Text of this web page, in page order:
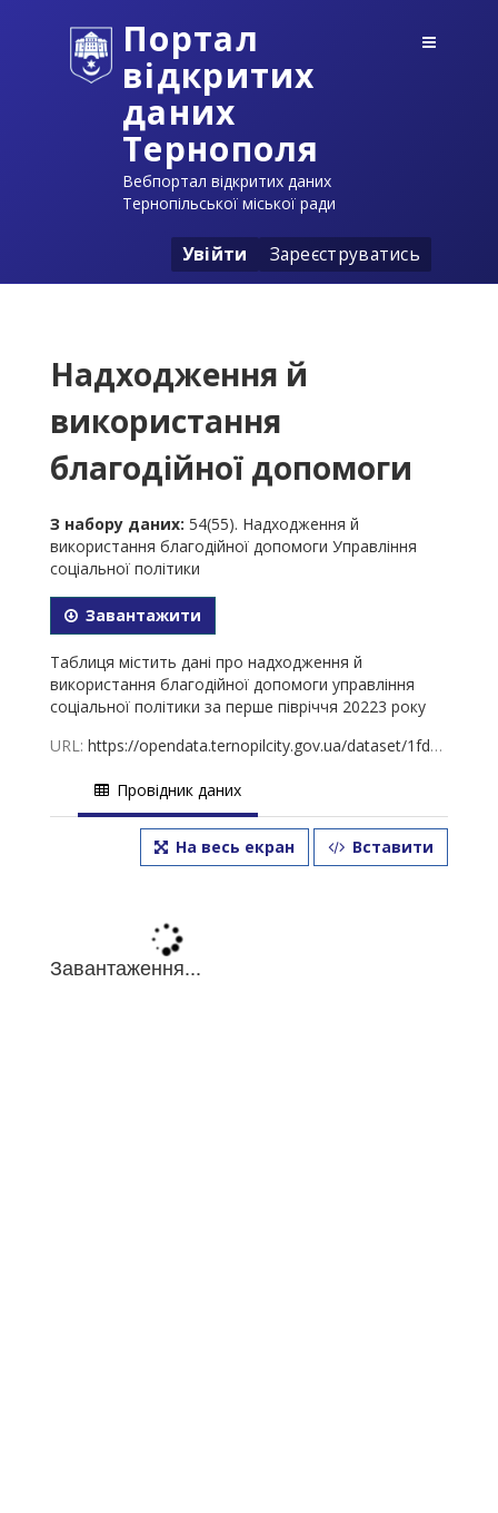
Портал
відкритих
даних
Тернополя
Вебпортал відкритих даних
Тернопільської міської ради
Увійти Зареєструватись
Надходження й
використання
благодійної допомоги
З набору даних: 54(55). Надходження й
використання благодійної допомоги Управління
соціальної політики
Завантажити
Таблиця містить дані про надходження й
використання благодійної допомоги управління
соціальної політики за перше півріччя 20223 року
URL: https://opendata.ternopilcity.gov.ua/dataset/1fd82fa0-4161-4f98-a161-ddc04c07f860/resource/04ee64d1-305a-4529-805a-fd9879629cab/download/-1-.-2023.xlsx
Провідник даних
На весь екран Вставити